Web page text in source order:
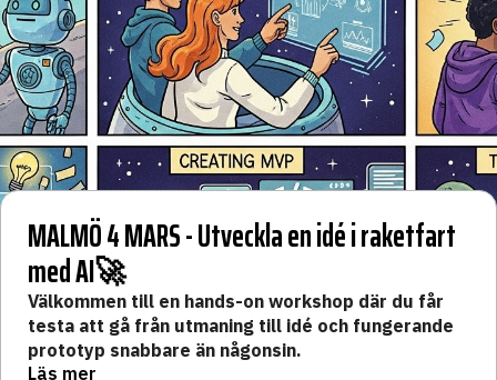
MALMÖ 4 MARS - Utveckla en idé i raketfart
med AI🚀
Välkommen till en hands-on workshop där du får
testa att gå från utmaning till idé och fungerande
prototyp snabbare än någonsin.
Läs mer